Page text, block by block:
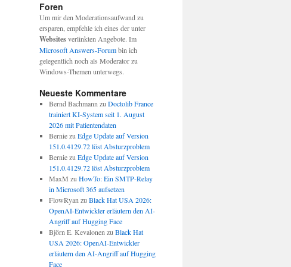
Foren
Um mir den Moderationsaufwand zu
ersparen, empfehle ich eines der unter
Websitesverlinkten Angebote. Im
Microsoft Answers-Forumbin ich
gelegentlich noch als Moderator zu
Windows-Themen unterwegs.
Neueste Kommentare
Bernd Bachmann zu Doctolib France
trainiert KI-System seit 1. August
2026 mit Patientendaten
Berniezu Edge Update auf Version
151.0.4129.72 löst Absturzproblem
Berniezu Edge Update auf Version
151.0.4129.72 löst Absturzproblem
MaxM zu HowTo: Ein SMTP-Relay
in Microsoft 365 aufsetzen
FlowRyan zu Black Hat USA 2026:
OpenAI-Entwickler erläutern den AI-
Angriff auf Hugging Face
Björn E. Kevalonen zu Black Hat
USA 2026: OpenAI-Entwickler
erläutern den AI-Angriff auf Hugging
Face